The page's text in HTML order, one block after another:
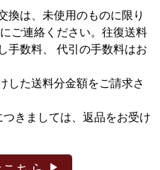
換は、未使用のものに限り
ご連絡ください。往復送料
手数料、 代引の手数料はお
した送料分金額をご請求さ
きましては、返品をお受け